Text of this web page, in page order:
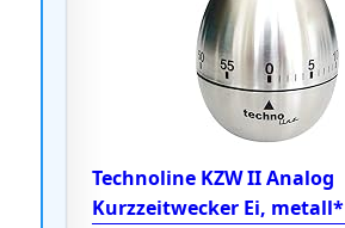
Technoline KZW II Analog
Kurzzeitwecker Ei, metall*